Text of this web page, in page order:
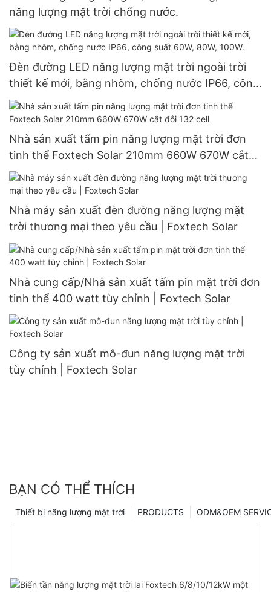
năng lượng mặt trời chống nước.
Đèn đường LED năng lượng mặt trời ngoài trời
thiết kế mới, bằng nhôm, chống nước IP66, công
suất 60W, 80W, 100W.
Nhà sản xuất tấm pin năng lượng mặt trời đơn
tinh thể Foxtech Solar 210mm 660W 670W cắt
đôi 132 cell
Nhà máy sản xuất đèn đường năng lượng mặt
trời thương mại theo yêu cầu | Foxtech Solar
Nhà cung cấp/Nhà sản xuất tấm pin mặt trời đơn
tinh thể 400 watt tùy chỉnh | Foxtech Solar
Công ty sản xuất mô-đun năng lượng mặt trời
tùy chỉnh | Foxtech Solar
BẠN CÓ THỂ THÍCH
ODM&OEM
PRODUCTS
Thiết bị năng lượng mặt trời